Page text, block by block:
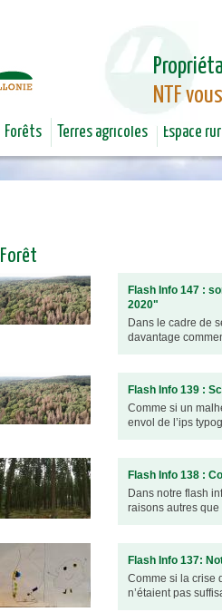
NTF
Forêts Terres agricoles Espace
Forêt
Flash Info 147 :
2020"
Dans le cadre de
davantage
Flash Info 139 :
Comme si un
envol de l’ips
Flash Info 138 :
Dans notre flash
raisons autres
Flash Info 137:
Comme si la crise
n’étaient pas